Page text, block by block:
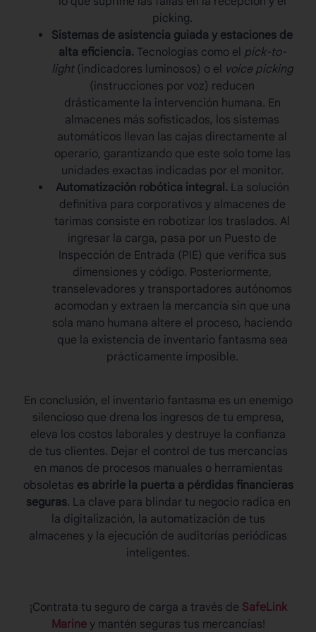
picking.
Sistemas de asistencia guiada y estaciones de
alta eficiencia.Tecnologías como el pick-to-
light(indicadores luminosos) o el voice picking
(instrucciones por voz) reducen
drásticamente la intervención humana. En
almacenes más sofisticados, los sistemas
automáticos llevan las cajas directamente al
operario, garantizando que este solo tome las
unidades exactas indicadas por el monitor.
Automatización robótica integral.La solución
definitiva para corporativos y almacenes de
tarimas consiste en robotizar los traslados. Al
ingresar la carga, pasa por un Puesto de
Inspección de Entrada (PIE) que verifica sus
dimensiones y código. Posteriormente,
transelevadores y transportadores autónomos
acomodan y extraen la mercancía sin que una
sola mano humana altere el proceso, haciendo
que la existencia de inventario fantasma sea
prácticamente imposible.
En conclusión, el inventario fantasma es un enemigo
silencioso que drena los ingresos de tu empresa,
eleva los costos laborales y destruye la confianza
de tus clientes. Dejar el control de tus mercancías
en manos de procesos manuales o herramientas
obsoletas es abrirle la puerta a pérdidas financieras
seguras. La clave para blindar tu negocio radica en
la digitalización, la automatización de tus
almacenes y la ejecución de auditorías periódicas
inteligentes.
¡Contrata tu seguro de carga a través de SafeLink
Mariney mantén seguras tus mercancías!